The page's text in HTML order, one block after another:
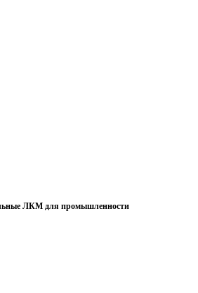
ЛКМ для промышленности